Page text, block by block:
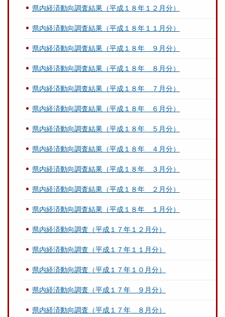
県内経済動向調査結果（平成１８年１２月分）
県内経済動向調査結果（平成１８年１１月分）
県内経済動向調査結果（平成１８年 ９月分）
県内経済動向調査結果（平成１８年 ８月分）
県内経済動向調査結果（平成１８年 ７月分）
県内経済動向調査結果（平成１８年 ６月分）
県内経済動向調査結果（平成１８年 ５月分）
県内経済動向調査結果（平成１８年 ４月分）
県内経済動向調査結果（平成１８年 ３月分）
県内経済動向調査結果（平成１８年 ２月分）
県内経済動向調査結果（平成１８年 １月分）
県内経済動向調査（平成１７年１２月分）
県内経済動向調査（平成１７年１１月分）
県内経済動向調査（平成１７年１０月分）
県内経済動向調査（平成１７年 ９月分）
県内経済動向調査（平成１７年 ８月分）